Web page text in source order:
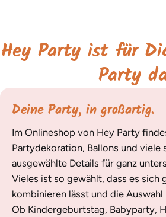
Hey Party ist für
Party
Deine Party, in großartig.
Im Onlineshop von Hey Party
Partydekoration, Ballons und viele
ausgewählte Details für ganz
Vieles ist so gewählt, dass es sich
kombinieren lässt und die
Ob Kindergeburtstag, Babyparty,